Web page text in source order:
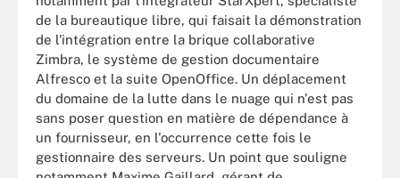
de la bureautique libre, qui faisait la démonstration
de l'intégration entre la brique collaborative
Zimbra, le système de gestion documentaire
Alfresco et la suite OpenOffice. Un déplacement
du domaine de la lutte dans le nuage qui n'est pas
sans poser question en matière de dépendance à
un fournisseur, en l'occurrence cette fois le
gestionnaire des serveurs. Un point que souligne